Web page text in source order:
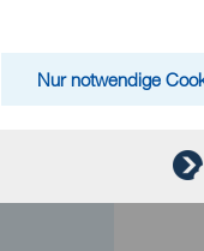
Nur notwendige
wir